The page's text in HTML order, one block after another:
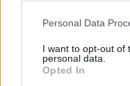
Please note that this
not limited to your visit
grant or deny consent
use your data for below
Personal Data
I want to opt-out of
personal data.
Opted In